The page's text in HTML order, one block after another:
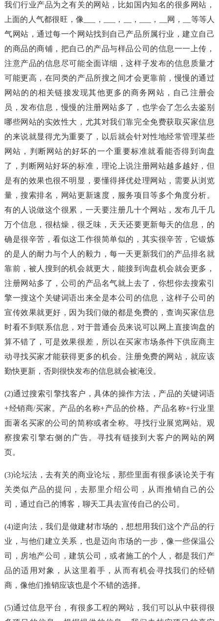
我们行业产品为之有关的网站，比如国内知名的很多网站，
上面的人气都很旺，像___，___，__，___，__网，__等等人
气网站，通过每一个网站找到自己产品所属行业，建立自己
的商品的商铺，把自己的产品与样品公司的信息一一上传，
注意产品的信息尽可能全面详细，这样子发布的信息质量才
可能更高，在同类的产品所搜之间才会更靠前，慢慢的通过
网站的的相关链接发现其他更多的商务网站，自己注册会
员，发布信息，慢慢的注册网站多了，也学会了怎么去鉴别
哪些网站的实效性大，尤其对我们靠完全免费获取买家信息
的来说就显得尤为重要了，以后就会针对性地经常管理某些
网站，判断网站的好坏的一个重要标准就看能否得到询盘
了，判断网站好坏的标准，理论上说注册网站越多越好，但
是有的效果也很不明显，要懂得择优处理网站，需要从浏览
量，搜索排名，网站更新速度，服务项目等多个角度分析。
有的人说做这个很累，一天要注册几十个网站，发布几千几
万个信息，很枯燥，很乏味，天天还要更新每天的信息，的
确是很辛苦，看似这工作很简单似的，其实很辛苦，它锻炼
的是人的耐力与个人的毅力，每一天更新我们的产品排名就
靠前，被人搜到的机会就更大，能接到询盘机会就会更多，
注册网站多了，公司的产品名气就上去了，你想你去搜索引
擎一搜这个关键词语出来全是本公司的信息，这样子公司的
宣传效果就更好，因为我们做的都是免费的，查询买家信息
时看不到联系信息，对于普通会员来说可以网上直接询盘的
算不错了，可是效果很差，所以在买家市场条件下供应商主
动寻找买家才能获得更多的机会。注册免费的网站，就应该
勤快更新，否则很快发布的信息就会被淹没。
(2)通过搜索引擎找客户，具体的操作方法，产品的关键词语
+经销商/买家。产品的名称+产品的价格。产品名称+行业里
面著名买家的公司的简称或者全称。寻找行业展览网站。观
察搜索引擎右侧的广告。寻找有链接到大客户的网站的网
页。
(3)论坛法，去有关的商业论坛，那些里面有很多谈论关于有
关类似产品的提问，去那里介绍公司，从而推销自己的公
司，通过自己的博客，聊天工具去宣传自己的公司。
(4)逆向法，我们是做建材市场的，想想用我们这个产品的行
业，与他们建立关系，也是迈向市场的一步，像一些保温公
司，房地产公司，建筑公司，或者施工的个人，都是我们产
品的适用对象，从这里着手，从而有机会寻找我们的经销
商，像他们推销应该也是个不错的选择。
(5)通过信息平台，有很多工程的网站，我们可以从中获得很